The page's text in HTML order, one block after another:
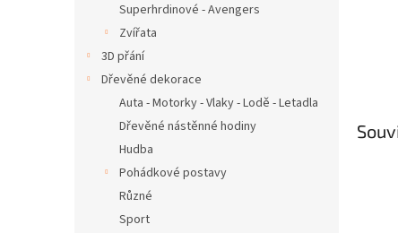
Superhrdinové - Avengers
Zvířata
3D přání
Dřevěné dekorace
Auta - Motorky - Vlaky - Lodě - Letadla
Dřevěné nástěnné hodiny
Hudba
Pohádkové postavy
Různé
Sport